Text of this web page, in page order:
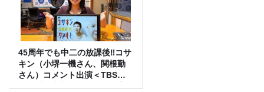
45周年でも中二の放課後‼コサ
キン（小堺一機さん、関根勤
さん）コメント出演＜TBSラ
ジオ番組審議会からのご報告